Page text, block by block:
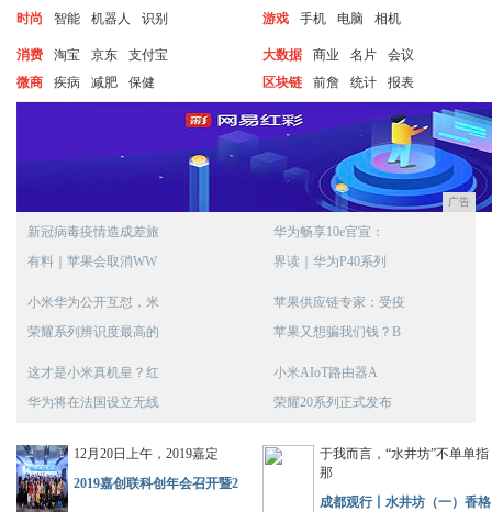
时尚
智能 机器人 识别
游戏
手机 电脑 相机
消费 淘宝 京东
支付宝
微商
疾病 减肥 保健
大数据 商业 名片
会议
区块链
前詹 统计 报表
广告
新冠病毒疫情造成差旅
有料｜苹果会取消WW
华为畅享10e官宣：
界读｜华为P40系列
小米华为公开互怼，米
荣耀系列辨识度最高的
苹果供应链专家：受疫
苹果又想骗我们钱？B
这才是小米真机皇？红
华为将在法国设立无线
小米AIoT路由器A
荣耀20系列正式发布
12月20日上午，2019嘉定
2019嘉创联科创年会召开暨2
于我而言，“水井坊”不单单指
那
成都观行丨水井坊（一）香格